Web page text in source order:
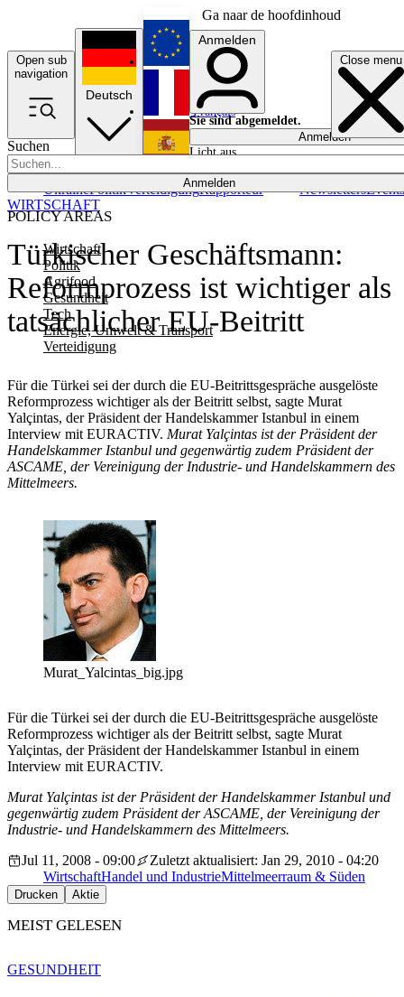
Ga naar de hoofdinhoud
Open sub
navigation
Close menu
Suchen
Anmelden
POLICY AREAS
Wirtschaft
Politik
Agrifood
Gesundheit
Tech
Energie, Umwelt & Transport
Verteidigung
UkrainePolitikVerteidigungRapporteur NewslettersEvents
Deutsch
English
Français
Anmelden
Sie sind abgemeldet.
Anmelden
Licht aus
Türkischer Geschäftsmann:
Reformprozess ist wichtiger als
tatsächlicher EU-Beitritt
Für die Türkei sei der durch die EU-Beitrittsgespräche ausgelöste
Reformprozess wichtiger als der Beitritt selbst, sagte Murat
Yalçintas, der Präsident der Handelskammer Istanbul in einem
Interview mit EURACTIV. Murat Yalçintas ist der Präsident der
Handelskammer Istanbul und gegenwärtig zudem Präsident der
ASCAME, der Vereinigung der Industrie- und Handelskammern des
Mittelmeers.
WIRTSCHAFT
Murat_Yalcintas_big.jpg
Für die Türkei sei der durch die EU-Beitrittsgespräche ausgelöste
Reformprozess wichtiger als der Beitritt selbst, sagte Murat
Yalçintas, der Präsident der Handelskammer Istanbul in einem
Interview mit EURACTIV.
Murat Yalçintas ist der Präsident der Handelskammer Istanbul und
gegenwärtig zudem Präsident der ASCAME, der Vereinigung der
Industrie- und Handelskammern des Mittelmeers.
Jul 11, 2008 - 09:00
Zuletzt aktualisiert: Jan 29, 2010 - 04:20
WirtschaftHandel und IndustrieMittelmeerraum & Süden
Drucken Aktie
MEIST GELESEN
GESUNDHEIT